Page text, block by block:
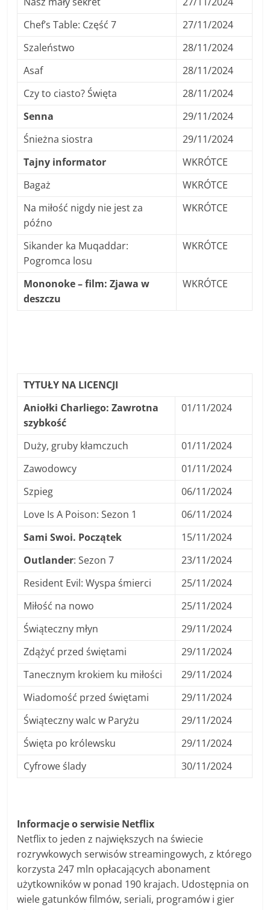
Chef’s Table: Część 7
27/11/2024
Szaleństwo
28/11/2024
Asaf
28/11/2024
Czy to ciasto? Święta
28/11/2024
Senna
29/11/2024
Śnieżna siostra
29/11/2024
Tajny informator
WKRÓTCE
Bagaż
WKRÓTCE
Na miłość nigdy nie jest za
późno
WKRÓTCE
Sikander ka Muqaddar:
Pogromca losu
WKRÓTCE
Mononoke – film: Zjawa w
deszczu
WKRÓTCE
TYTUŁY NA LICENCJI
Aniołki Charliego: Zawrotna
szybkość
01/11/2024
Duży, gruby kłamczuch
01/11/2024
Zawodowcy
01/11/2024
Szpieg
06/11/2024
Love Is A Poison: Sezon 1
06/11/2024
Sami Swoi. Początek
15/11/2024
Outlander: Sezon 7
23/11/2024
Resident Evil: Wyspa śmierci
25/11/2024
Miłość na nowo
25/11/2024
Świąteczny młyn
29/11/2024
Zdążyć przed świętami
29/11/2024
Tanecznym krokiem ku miłości
29/11/2024
Wiadomość przed świętami
29/11/2024
Świąteczny walc w Paryżu
29/11/2024
Święta po królewsku
29/11/2024
Cyfrowe ślady
30/11/2024
Informacje o serwisie Netflix
Netflix to jeden z największych na świecie
rozrywkowych serwisów streamingowych, z którego
korzysta 247 mln opłacających abonament
użytkowników w ponad 190 krajach. Udostępnia on
wiele gatunków filmów, seriali, programów i gier